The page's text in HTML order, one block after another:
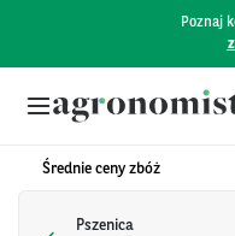
Poznaj
Średnie ceny zbóż
Pszenica